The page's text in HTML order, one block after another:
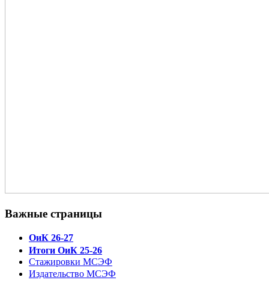
Важные страницы
ОиК 26-27
Итоги ОиК 25-26
Стажировки МСЭФ
Издательство МСЭФ